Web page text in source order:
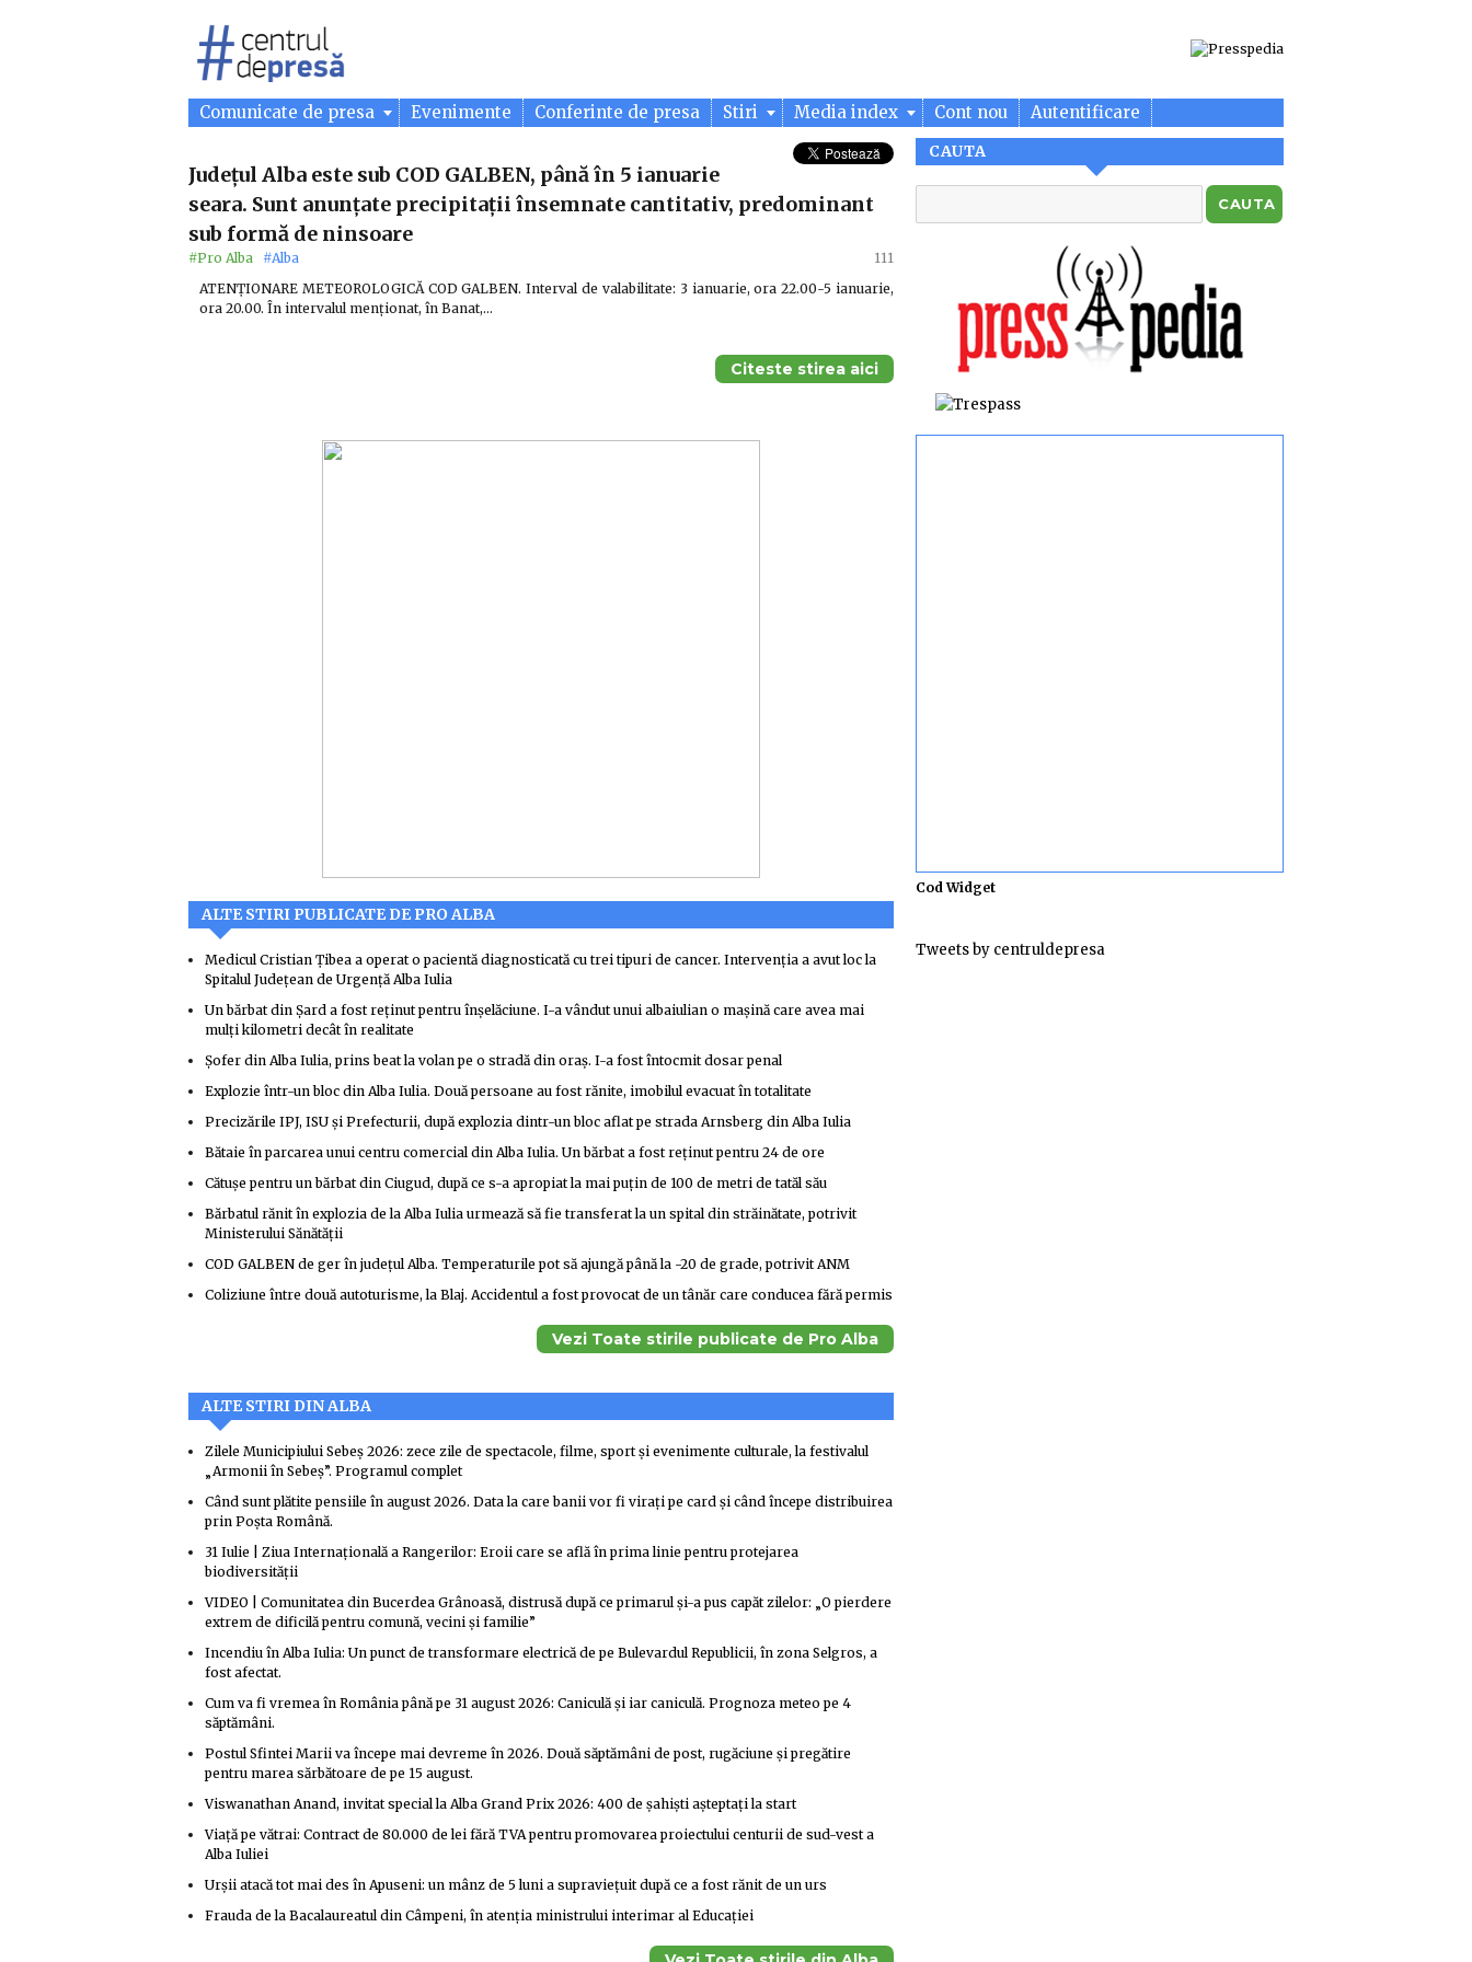
Comunicate de presa Evenimente Conferinte de presa Stiri Media index Cont nou Autentificare
Județul Alba este sub COD GALBEN, până în 5 ianuarie
seara. Sunt anunțate precipitații însemnate cantitativ, predominant
sub formă de ninsoare
#Pro Alba #Alba
111
ATENȚIONARE METEOROLOGICĂ COD GALBEN. Interval de valabilitate: 3 ianuarie, ora 22.00-5 ianuarie,
ora 20.00. În intervalul menționat, în Banat,…
Citeste stirea aici
ALTE STIRI PUBLICATE DE PRO ALBA
Medicul Cristian Țibea a operat o pacientă diagnosticată cu trei tipuri de cancer. Intervenția a avut loc la
Spitalul Județean de Urgență Alba Iulia
Un bărbat din Șard a fost reținut pentru înșelăciune. I-a vândut unui albaiulian o mașină care avea mai
mulți kilometri decât în realitate
Șofer din Alba Iulia, prins beat la volan pe o stradă din oraș. I-a fost întocmit dosar penal
Explozie într-un bloc din Alba Iulia. Două persoane au fost rănite, imobilul evacuat în totalitate
Precizările IPJ, ISU și Prefecturii, după explozia dintr-un bloc aflat pe strada Arnsberg din Alba Iulia
Bătaie în parcarea unui centru comercial din Alba Iulia. Un bărbat a fost reținut pentru 24 de ore
Cătușe pentru un bărbat din Ciugud, după ce s-a apropiat la mai puțin de 100 de metri de tatăl său
Bărbatul rănit în explozia de la Alba Iulia urmează să fie transferat la un spital din străinătate, potrivit
Ministerului Sănătății
COD GALBEN de ger în județul Alba. Temperaturile pot să ajungă până la -20 de grade, potrivit ANM
Coliziune între două autoturisme, la Blaj. Accidentul a fost provocat de un tânăr care conducea fără permis
Vezi Toate stirile publicate de Pro Alba
ALTE STIRI DIN ALBA
Zilele Municipiului Sebeș 2026: zece zile de spectacole, filme, sport și evenimente culturale, la festivalul
„Armonii în Sebeș”. Programul complet
Când sunt plătite pensiile în august 2026. Data la care banii vor fi virați pe card și când începe distribuirea
prin Poșta Română.
31 Iulie | Ziua Internațională a Rangerilor: Eroii care se află în prima linie pentru protejarea
biodiversității
VIDEO | Comunitatea din Bucerdea Grânoasă, distrusă după ce primarul și-a pus capăt zilelor: „O pierdere
extrem de dificilă pentru comună, vecini și familie”
Incendiu în Alba Iulia: Un punct de transformare electrică de pe Bulevardul Republicii, în zona Selgros, a
fost afectat.
Cum va fi vremea în România până pe 31 august 2026: Caniculă și iar caniculă. Prognoza meteo pe 4
săptămâni.
Postul Sfintei Marii va începe mai devreme în 2026. Două săptămâni de post, rugăciune și pregătire
pentru marea sărbătoare de pe 15 august.
Viswanathan Anand, invitat special la Alba Grand Prix 2026: 400 de șahiști așteptați la start
Viață pe vătrai: Contract de 80.000 de lei fără TVA pentru promovarea proiectului centurii de sud-vest a
Alba Iuliei
Urșii atacă tot mai des în Apuseni: un mânz de 5 luni a supraviețuit după ce a fost rănit de un urs
Frauda de la Bacalaureatul din Câmpeni, în atenția ministrului interimar al Educației
CAUTA
Cod Widget
Tweets by centruldepresa